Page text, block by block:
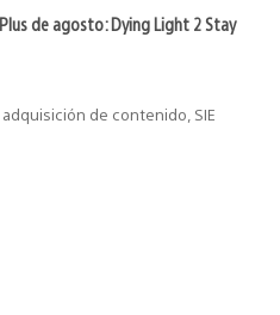
de agosto: Dying Light 2 Stay
de contenido, SIE